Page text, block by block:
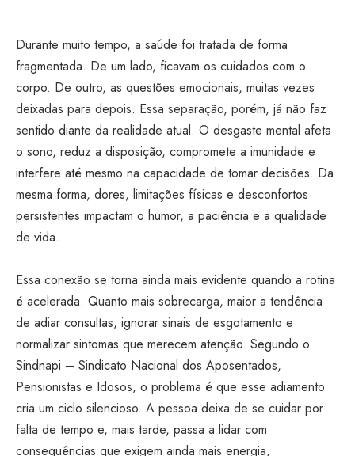
Durante muito tempo, a saúde foi tratada de forma
fragmentada. De um lado, ficavam os cuidados com o
corpo. De outro, as questões emocionais, muitas vezes
deixadas para depois. Essa separação, porém, já não faz
sentido diante da realidade atual. O desgaste mental afeta
o sono, reduz a disposição, compromete a imunidade e
interfere até mesmo na capacidade de tomar decisões. Da
mesma forma, dores, limitações físicas e desconfortos
persistentes impactam o humor, a paciência e a qualidade
de vida.
Essa conexão se torna ainda mais evidente quando a rotina
é acelerada. Quanto mais sobrecarga, maior a tendência
de adiar consultas, ignorar sinais de esgotamento e
normalizar sintomas que merecem atenção. Segundo o
Sindnapi – Sindicato Nacional dos Aposentados,
Pensionistas e Idosos, o problema é que esse adiamento
cria um ciclo silencioso. A pessoa deixa de se cuidar por
falta de tempo e, mais tarde, passa a lidar com
consequências que exigem ainda mais energia,